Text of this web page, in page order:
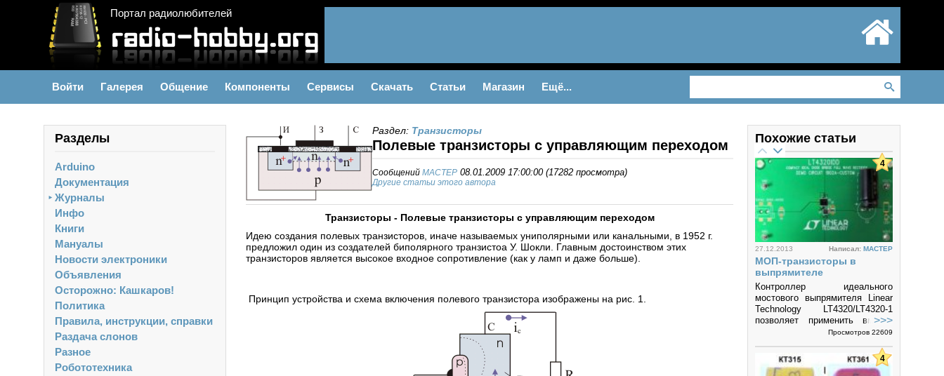
Портал радиолюбителей
Войти Галерея Общение Компоненты Сервисы Скачать Статьи Магазин Ещё...
Разделы
Arduino
Документация
Журналы
►
Инфо
Книги
Мануалы
Новости электроники
Объявления
Осторожно: Кашкаров!
Политика
Правила, инструкции, справки
Раздача слонов
Разное
Робототехника
Раздел: Транзисторы
Полевые транзисторы с управляющим переходом
Сообщений MACTEP 08.01.2009 17:00:00 (17282 просмотра)
Другие статьи этого автора
Транзисторы - Полевые транзисторы с управляющим переходом
Идею создания полевых транзисторов, иначе называемых униполярными или канальными, в 1952 г.
предложил один из создателей биполярного транзистоа У. Шокли. Главным достоинством этих
транзисторов является высокое входное сопротивление (как у ламп и даже больше).
Принцип устройства и схема включения полевого транзистора изображены на рис. 1.
Похожие статьи
27.12.2013 Написал: MACTEP
МОП-транзисторы в
выпрямителе
Контроллер идеального
мостового выпрямителя Linear
Technology LT4320/LT4320-1
позволяет применить вместо
кремниевых выпрямительных
транзисторы и...
>>>
Просмотров 22609
4
4